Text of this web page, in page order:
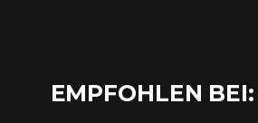
EMPFOHLEN BEI: